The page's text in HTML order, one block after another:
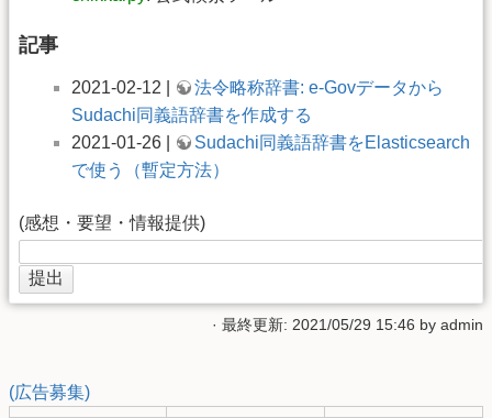
記事
2021-02-12 |
法令略称辞書: e-Govデータから
Sudachi同義語辞書を作成する
2021-01-26 |
Sudachi同義語辞書をElasticsearch
で使う（暫定方法）
(感想・要望・情報提供)
· 最終更新: 2021/05/29 15:46 by admin
(広告募集)